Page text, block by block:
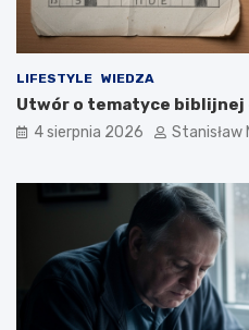
LIFESTYLE WIEDZA
Utwór o tematyce biblijnej
4 sierpnia 2026 Stanisław